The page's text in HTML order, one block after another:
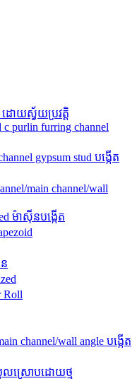
ោយស្វ័យប្រវត្តិ
c purlin furring channel
gypsum stud បង្កើត
main channel/wall
ម៉ាស៊ីនបង្កើត
Roll
channel/wall angle បង្កើត
លស្រោបដោយថ្ម